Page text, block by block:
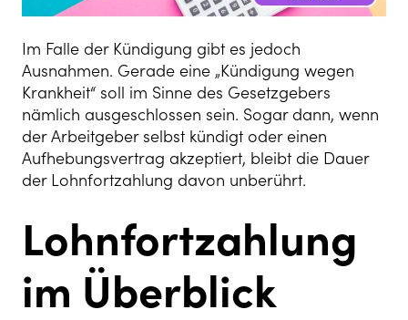
Im Falle der Kündigung gibt es jedoch
Ausnahmen. Gerade eine „Kündigung wegen
Krankheit“ soll im Sinne des Gesetzgebers
nämlich ausgeschlossen sein. Sogar dann, wenn
der Arbeitgeber selbst kündigt oder einen
Aufhebungsvertrag akzeptiert, bleibt die Dauer
der Lohnfortzahlung davon unberührt.
Lohnfortzahlung
im Überblick